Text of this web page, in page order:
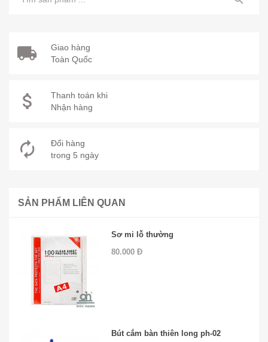
Giao hàng
Toàn Quốc
Thanh toán khi
Nhận hàng
Đổi hàng
trong 5 ngày
SẢN PHẨM LIÊN QUAN
Sơ mi lỗ thường
80.000 Đ
Bút cắm bàn thiên long ph-02